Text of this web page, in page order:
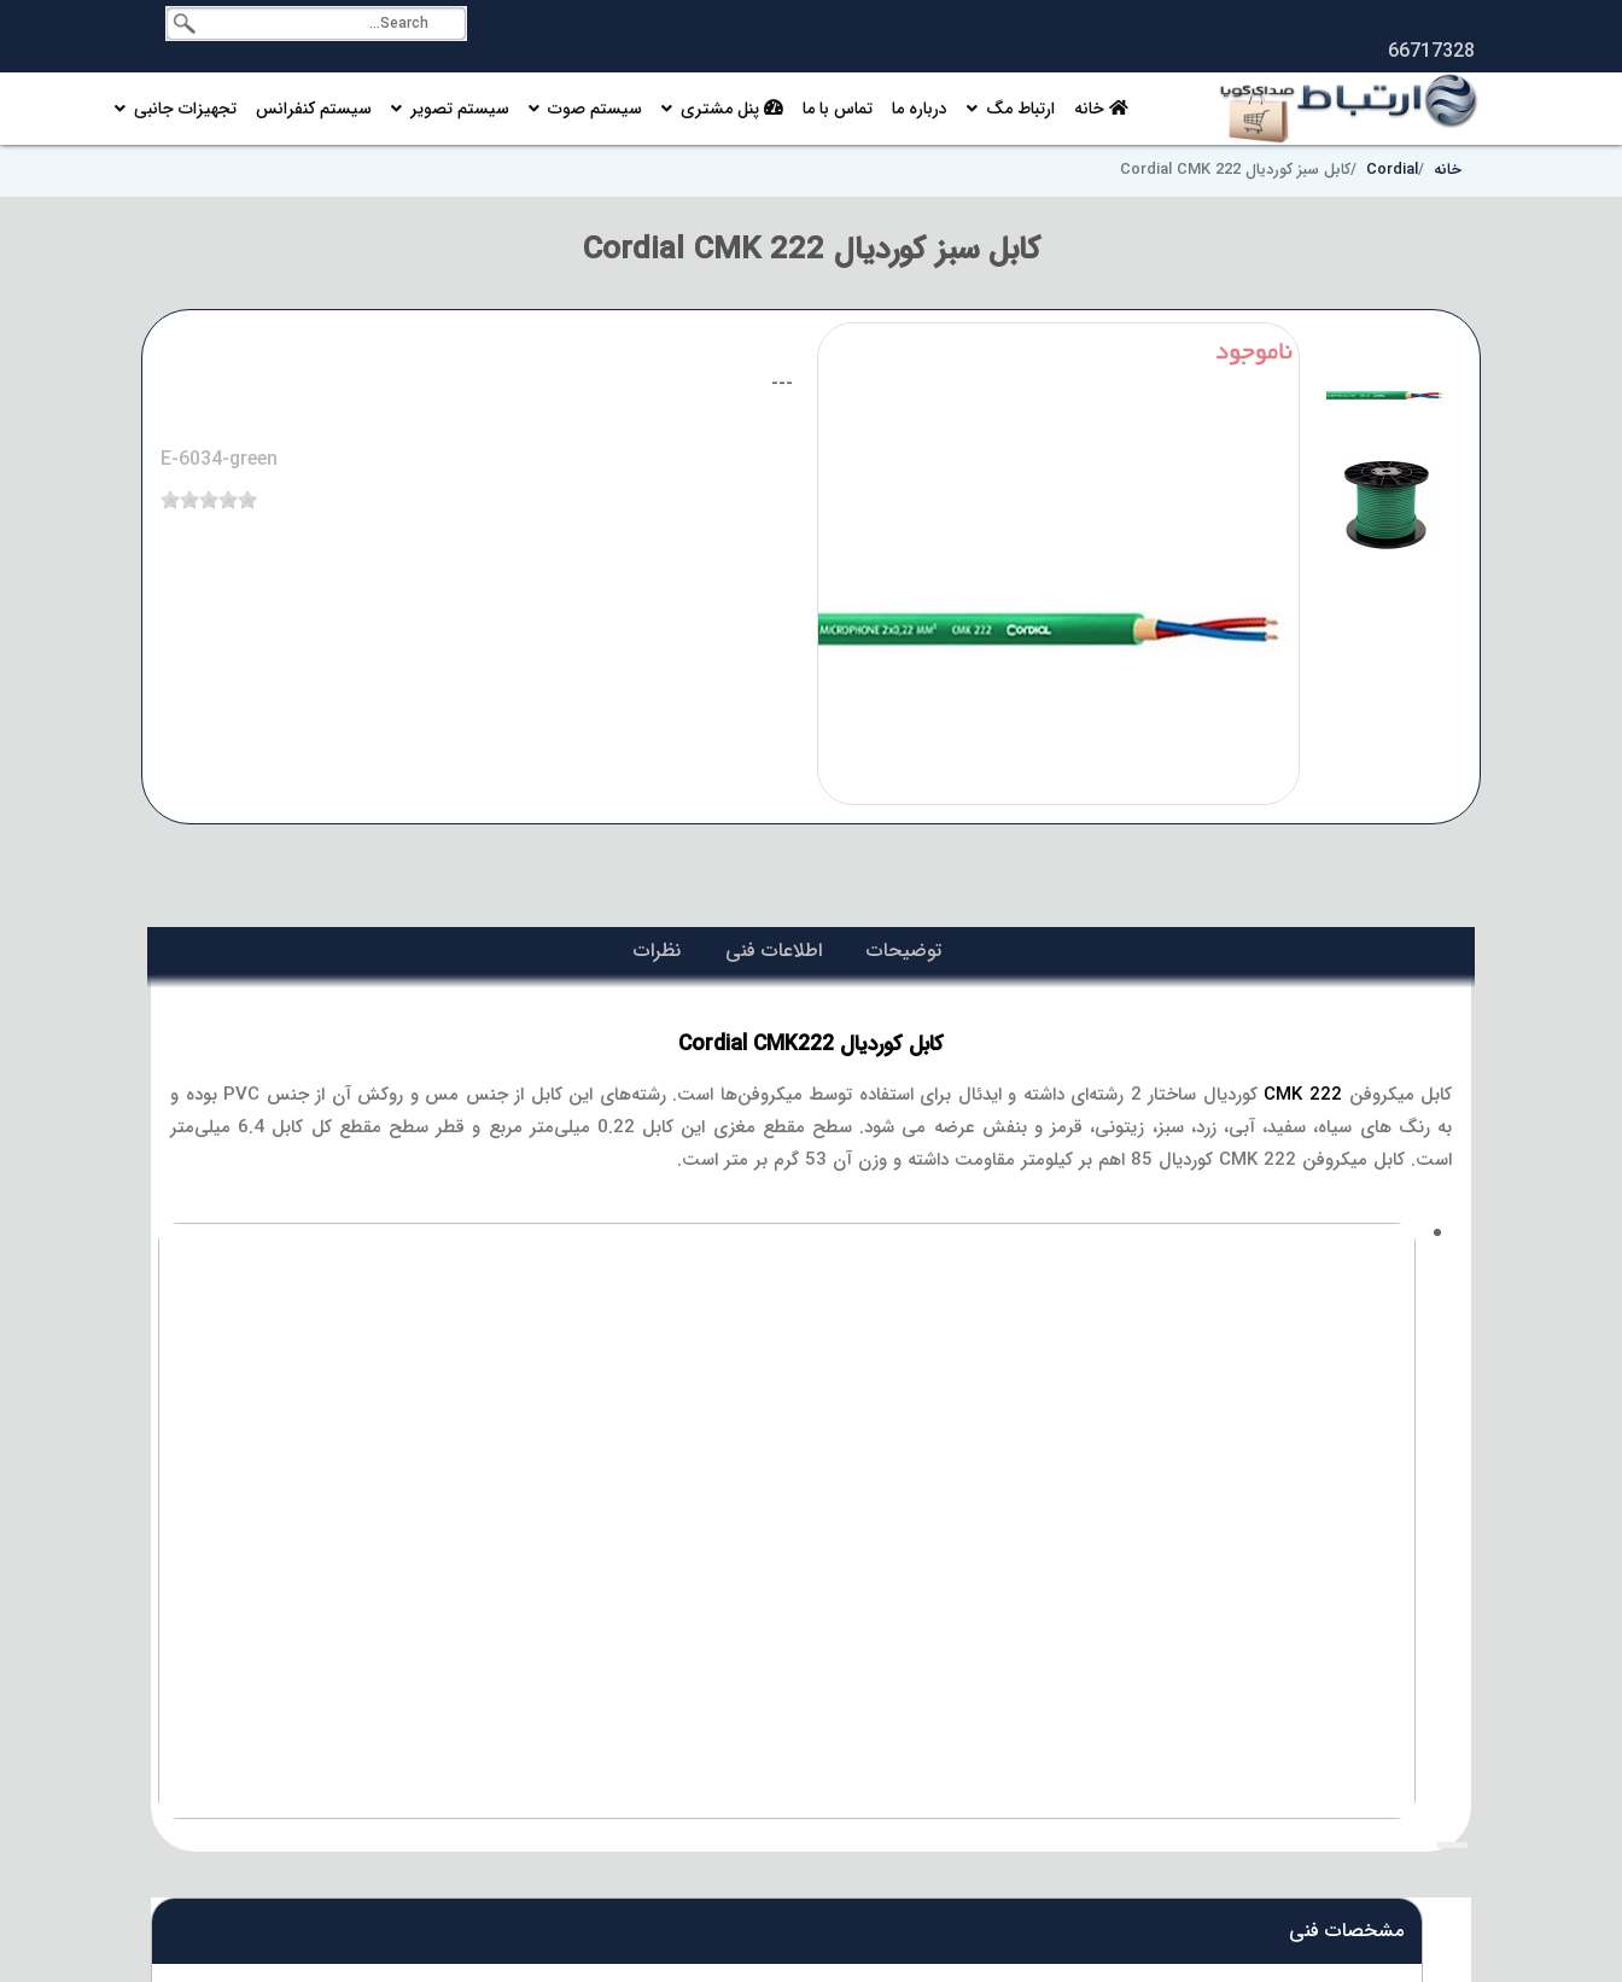
66717328
خانه ارتباط مگ درباره ما تماس با ما پنل مشتری سیستم صوت سیستم تصویر سیستم کنفرانس تجهیزات جانبی
خانه Cordial کابل سبز کوردیال Cordial CMK 222
کابل سبز کوردیال Cordial CMK 222
---
E-6034-green
توضیحات اطلاعات فنی نظرات
کابل کوردیال Cordial CMK222
کابل میکروفن CMK 222
کوردیال ساختار 2 رشته‌ای داشته و ایدئال برای استفاده توسط میکروفن‌ها است. رشته‌های این کابل از جنس مس و روکش آن از جنس PVC بوده و
به رنگ های سیاه، سفید، آبی، زرد، سبز، زیتونی، قرمز و بنفش عرضه می شود. سطح مقطع مغزی این کابل 0.22 میلی‌متر مربع و قطر سطح مقطع کل کابل 6.4 میلی‌متر
است. کابل میکروفن CMK 222 کوردیال 85 اهم بر کیلومتر مقاومت داشته و وزن آن 53 گرم بر متر است.
{title}
مشخصات فنی